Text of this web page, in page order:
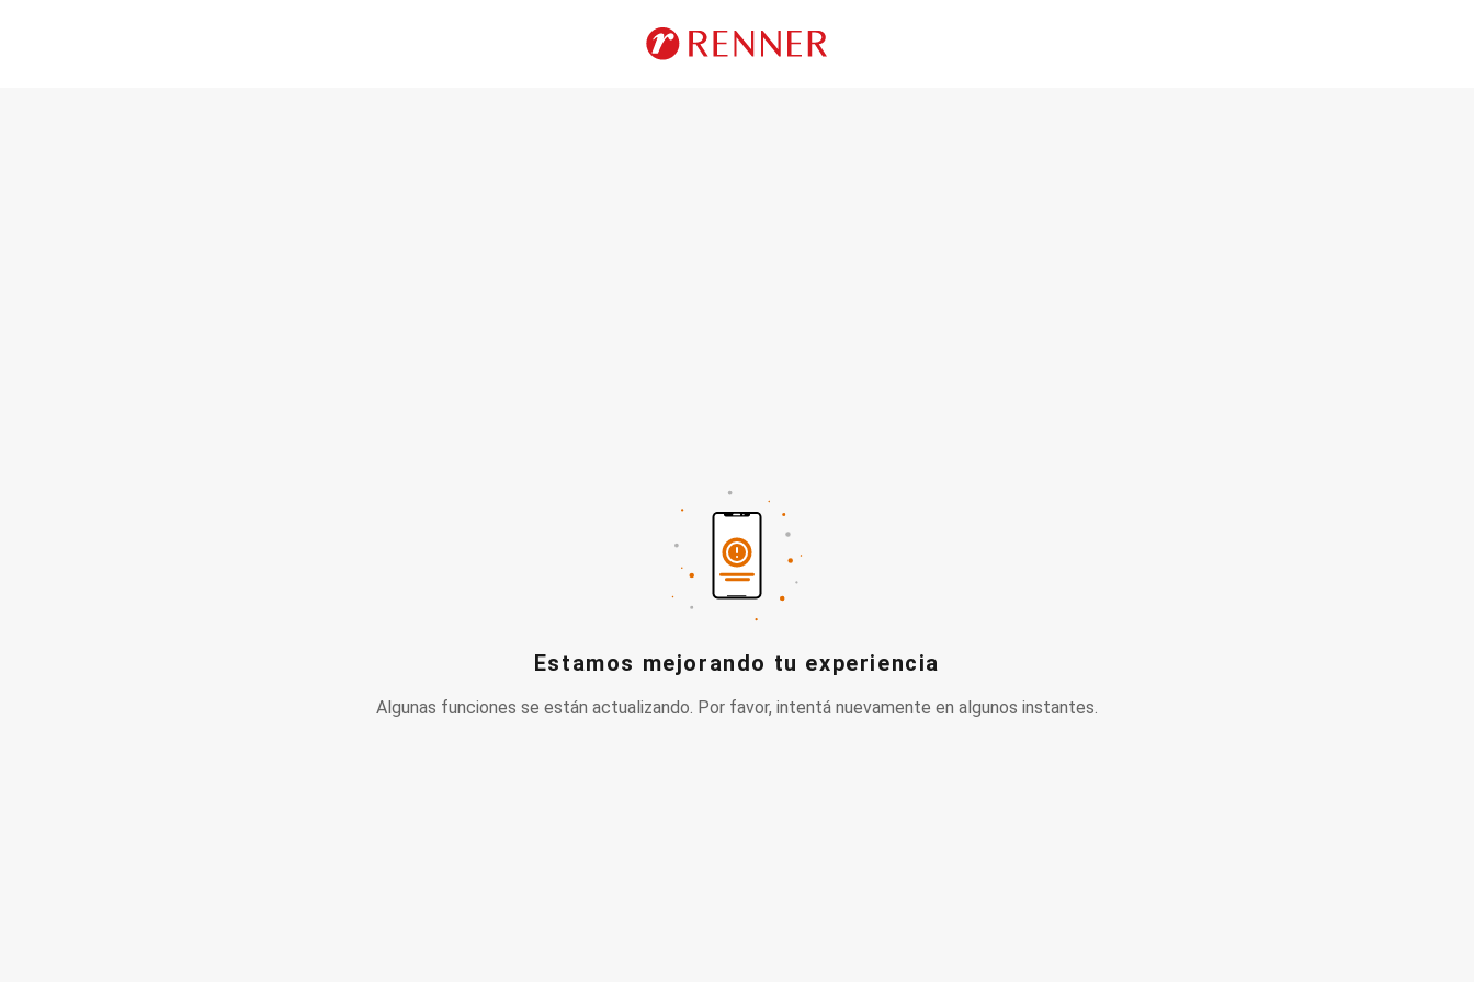
Estamos mejorando tu experiencia
Algunas funciones se están actualizando. Por favor, intentá nuevamente en algunos instantes.